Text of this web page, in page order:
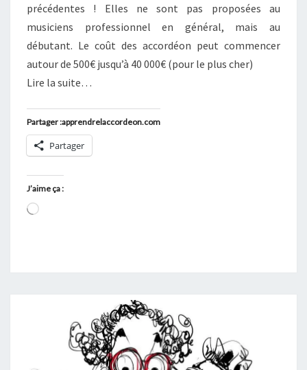
précédentes ! Elles ne sont pas proposées au
musiciens professionnel en général, mais au
débutant. Le coût des accordéon peut commencer
autour de 500€ jusqu’à 40 000€ (pour le plus cher)
Lire la suite…
Partager :apprendrelaccordeon.com
Partager
J’aime ça :
Chargement…